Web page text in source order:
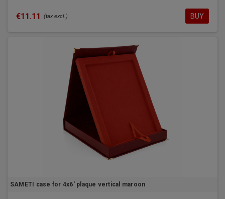
€11.11 (tax excl.) BUY
SAMETI case for 4x6' plaque vertical maroon